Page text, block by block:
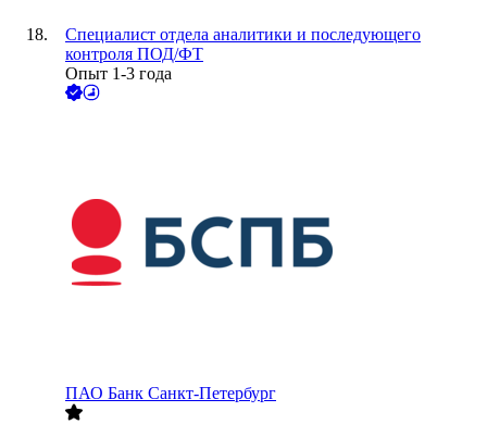
Специалист отдела аналитики и последующего
контроля ПОД/ФТ
Опыт 1-3 года
ПАО Банк Санкт-Петербург